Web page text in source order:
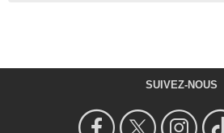
SUIVEZ-NOUS